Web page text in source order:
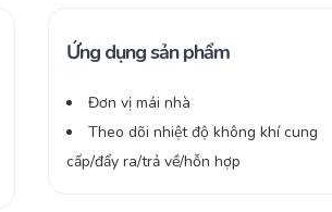
Ứng dụng sản phẩm
Đơn vị mái nhà
Theo dõi nhiệt độ không khí cung
cấp/đẩy ra/trả về/hỗn hợp